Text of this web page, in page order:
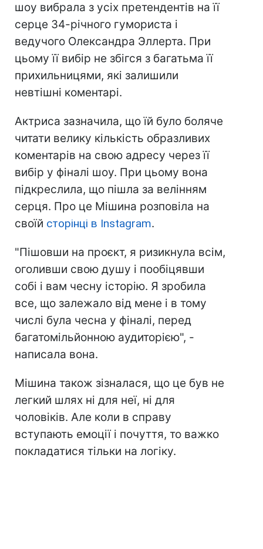
шоу вибрала з усіх претендентів на її
серце 34-річного гумориста і
ведучого Олександра Эллерта. При
цьому її вибір не збігся з багатьма її
прихильницями, які залишили
невтішні коментарі.
Актриса зазначила, що їй було боляче
читати велику кількість образливих
коментарів на свою адресу через її
вибір у фіналі шоу. При цьому вона
підкреслила, що пішла за велінням
серця. Про це Мішина розповіла на
своїй сторінці в Instagram.
"Пішовши на проєкт, я ризикнула всім,
оголивши свою душу і пообіцявши
собі і вам чесну історію. Я зробила
все, що залежало від мене і в тому
числі була чесна у фіналі, перед
багатомільйонною аудиторією", -
написала вона.
Мішина також зізналася, що це був не
легкий шлях ні для неї, ні для
чоловіків. Але коли в справу
вступають емоції і почуття, то важко
покладатися тільки на логіку.